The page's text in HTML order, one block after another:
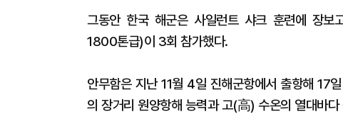
그동안 한국 해군은 사일런트 샤크 훈련에 장
1800톤급)이 3회 참가했다.
안무함은 지난 11월 4일 진해군항에서 출항해 17
의 장거리 원양항해 능력과 고(高) 수온의 열대바